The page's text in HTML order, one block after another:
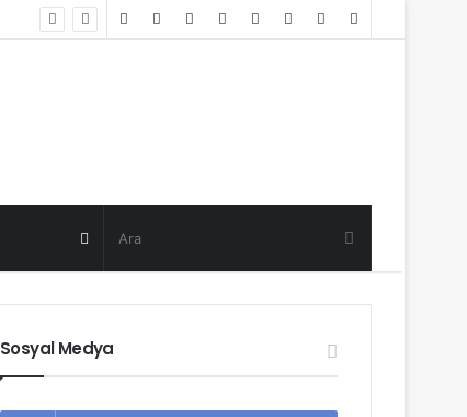
Random
Random
Post
Sosyal Medya